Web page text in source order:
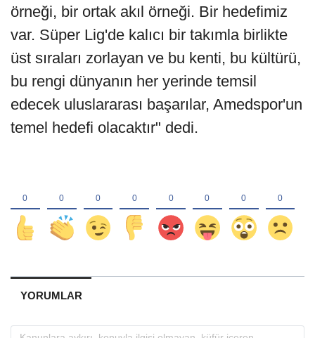
örneği, bir ortak akıl örneği. Bir hedefimiz
var. Süper Lig'de kalıcı bir takımla birlikte
üst sıraları zorlayan ve bu kenti, bu kültürü,
bu rengi dünyanın her yerinde temsil
edecek uluslararası başarılar, Amedspor'un
temel hedefi olacaktır" dedi.
YORUMLAR